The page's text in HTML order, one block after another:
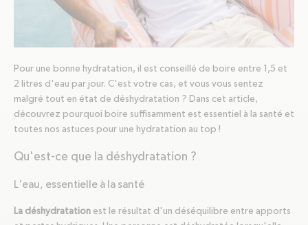
Pour une bonne hydratation, il est conseillé de boire entre 1,5 et
2 litres d'eau par jour. C'est votre cas, et vous vous sentez
malgré tout en état de déshydratation ? Dans cet article,
découvrez pourquoi boire suffisamment est essentiel à la santé et
toutes nos astuces pour une hydratation au top !
Qu'est-ce que la déshydratation ?
L'eau, essentielle à la santé
La déshydratation est le résultat d'un déséquilibre entre apports